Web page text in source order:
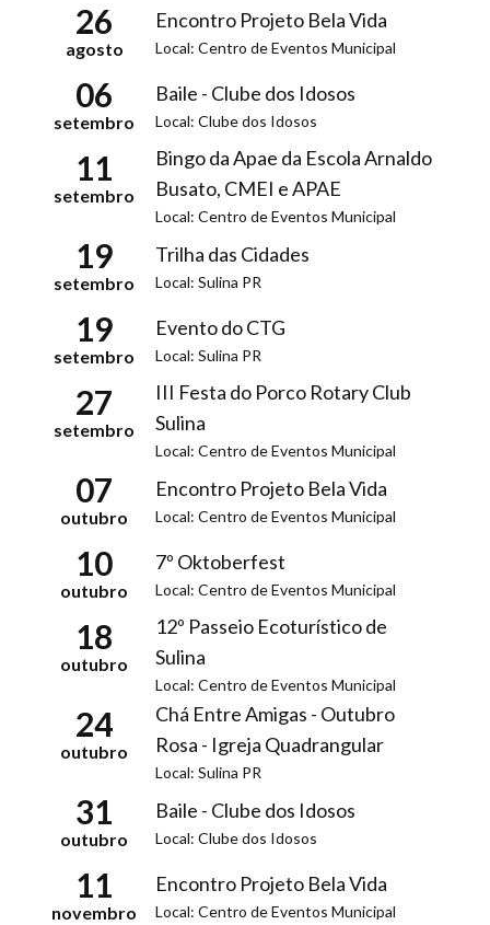
26
agosto
Encontro Projeto Bela Vida
Local: Centro de Eventos Municipal
06
setembro
Baile - Clube dos Idosos
Local: Clube dos Idosos
11
setembro
Bingo da Apae da Escola Arnaldo
Busato, CMEI e APAE
Local: Centro de Eventos Municipal
19
setembro
Trilha das Cidades
Local: Sulina PR
19
setembro
Evento do CTG
Local: Sulina PR
27
setembro
III Festa do Porco Rotary Club
Sulina
Local: Centro de Eventos Municipal
07
outubro
Encontro Projeto Bela Vida
Local: Centro de Eventos Municipal
10
outubro
7º Oktoberfest
Local: Centro de Eventos Municipal
18
outubro
12º Passeio Ecoturístico de
Sulina
Local: Centro de Eventos Municipal
24
outubro
Chá Entre Amigas - Outubro
Rosa - Igreja Quadrangular
Local: Sulina PR
31
outubro
Baile - Clube dos Idosos
Local: Clube dos Idosos
11
novembro
Encontro Projeto Bela Vida
Local: Centro de Eventos Municipal